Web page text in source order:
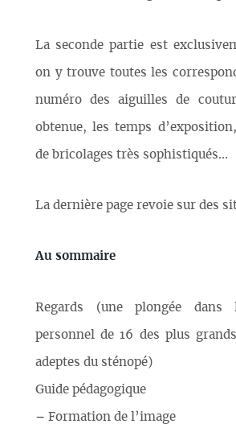
La seconde partie est
on y trouve toutes les
numéro des aiguilles de
obtenue, les temps
de bricolages très sophistiqués...
La dernière page revoie sur des
Au sommaire
Regards (une plongée dans
personnel de 16 des plus
adeptes du sténopé)
Guide pédagogique
– Formation de l’image